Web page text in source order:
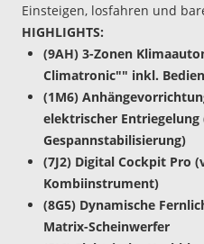
Einsteigen, losfahren und
HIGHLIGHTS:
(9AH) 3-Zonen
Climatronic"" inkl.
(1M6)
elektrischer
Gespannstabilisierung)
(7J2) Digital Cockpit Pro
Kombiinstrument)
(8G5) Dynamische
Matrix-Scheinwerfer